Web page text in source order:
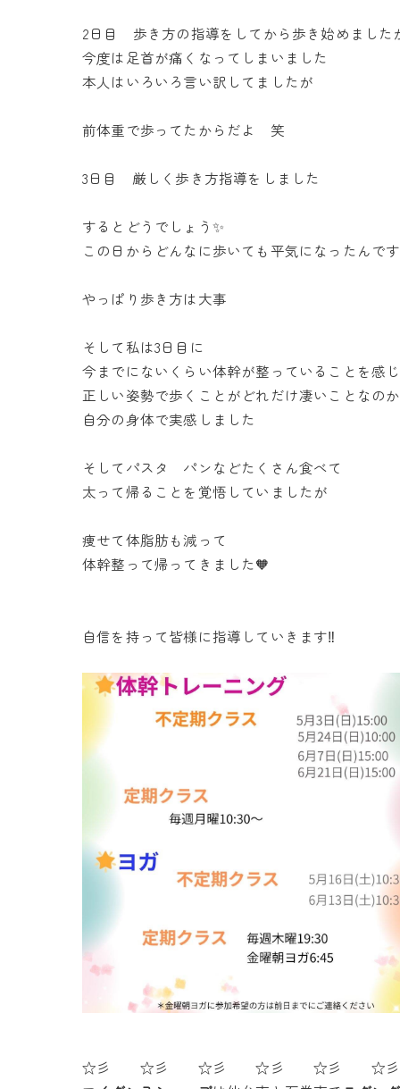
2日目 歩き方の指導をしてから歩き始めました
今度は足首が痛くなってしまいました
本人はいろいろ言い訳してましたが
前体重で歩ってたからだよ 笑
3日目 厳しく歩き方指導をしました
するとどうでしょう✨
この日からどんなに歩いても平気になったんです
やっぱり歩き方は大事
そして私は3日目に
今までにないくらい体幹が整っていることを感
正しい姿勢で歩くことがどれだけ凄いことなのか
自分の身体で実感しました
そしてパスタ パンなどたくさん食べて
太って帰ることを覚悟していましたが
痩せて体脂肪も減って
体幹整って帰ってきました🧡
自信を持って皆様に指導していきます‼️
☆彡 ☆彡 ☆彡 ☆彡 ☆彡 ☆